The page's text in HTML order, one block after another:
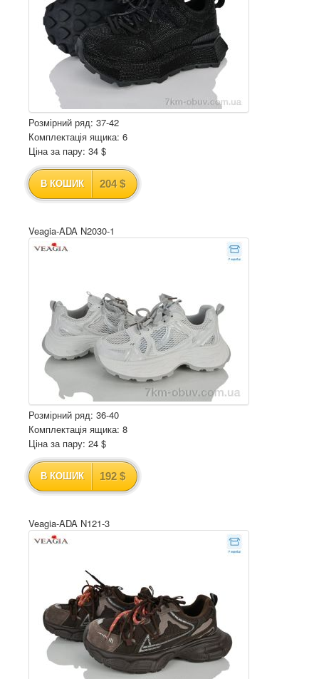
Розмірний ряд: 37-42
Комплектація ящика: 6
Ціна за пару: 34 $
В КОШИК 204 $
Veagia-ADA N2030-1
Розмірний ряд: 36-40
Комплектація ящика: 8
Ціна за пару: 24 $
В КОШИК 192 $
Veagia-ADA N121-3